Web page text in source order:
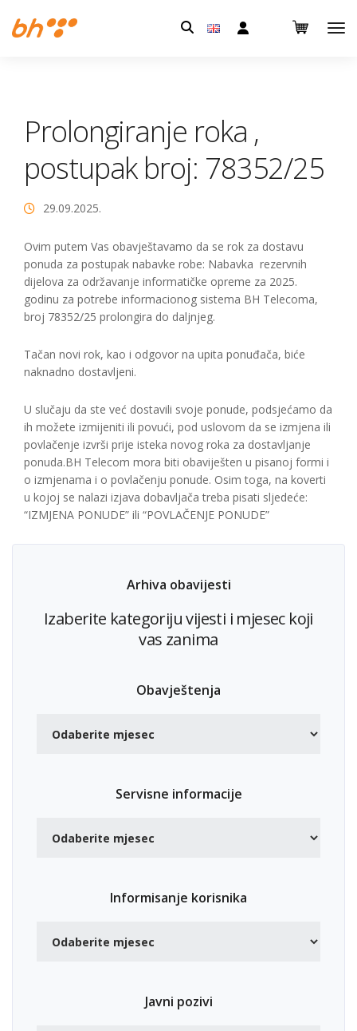
Pretraga:
Prolongiranje roka ,
postupak broj: 78352/25
29.09.2025.
Ovim putem Vas obavještavamo da se rok za dostavu
ponuda za postupak nabavke robe: Nabavka rezervnih
dijelova za održavanje informatičke opreme za 2025.
godinu za potrebe informacionog sistema BH Telecoma,
broj 78352/25 prolongira do daljnjeg.
Tačan novi rok, kao i odgovor na upita ponuđača, biće
naknadno dostavljeni.
U slučaju da ste već dostavili svoje ponude, podsjećamo da
ih možete izmijeniti ili povući, pod uslovom da se izmjena ili
povlačenje izvrši prije isteka novog roka za dostavljanje
ponuda.BH Telecom mora biti obaviješten u pisanoj formi i
o izmjenama i o povlačenju ponude. Osim toga, na koverti
u kojoj se nalazi izjava dobavljača treba pisati sljedeće:
“IZMJENA PONUDE” ili “POVLAČENJE PONUDE”
Arhiva obavijesti
Izaberite kategoriju vijesti i mjesec koji
vas zanima
Obavještenja
Servisne informacije
Informisanje korisnika
Javni pozivi